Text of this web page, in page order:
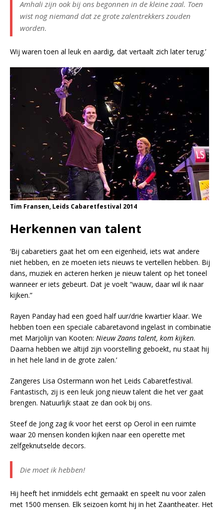
Amhali zijn ook bij ons begonnen in de kleine zaal. Toen
wist nog niemand dat ze grote zalentrekkers zouden
worden.
Wij waren toen al leuk en aardig, dat vertaalt zich later terug.’
Tim Fransen, Leids Cabaretfestival 2014
Herkennen van talent
‘Bij cabaretiers gaat het om een eigenheid, iets wat andere
niet hebben, en ze moeten iets nieuws te vertellen hebben. Bij
dans, muziek en acteren herken je nieuw talent op het toneel
wanneer er iets gebeurt. Dat je voelt “wauw, daar wil ik naar
kijken.”
Rayen Panday had een goed half uur/drie kwartier klaar. We
hebben toen een speciale cabaretavond ingelast in combinatie
met Marjolijn van Kooten: Nieuw Zaans talent, kom kijken.
Daarna hebben we altijd zijn voorstelling geboekt, nu staat hij
in het hele land in de grote zalen.’
Zangeres Lisa Ostermann won het Leids Cabaretfestival.
Fantastisch, zij is een leuk jong nieuw talent die het ver gaat
brengen. Natuurlijk staat ze dan ook bij ons.
Steef de Jong zag ik voor het eerst op Oerol in een ruimte
waar 20 mensen konden kijken naar een operette met
zelfgeknutselde decors.
Die moet ik hebben!
Hij heeft het inmiddels echt gemaakt en speelt nu voor zalen
met 1500 mensen. Elk seizoen komt hij in het Zaantheater. Het